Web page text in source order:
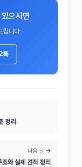
으시면
립니다
톡
정리
다음 글
와 실제 견적 정리